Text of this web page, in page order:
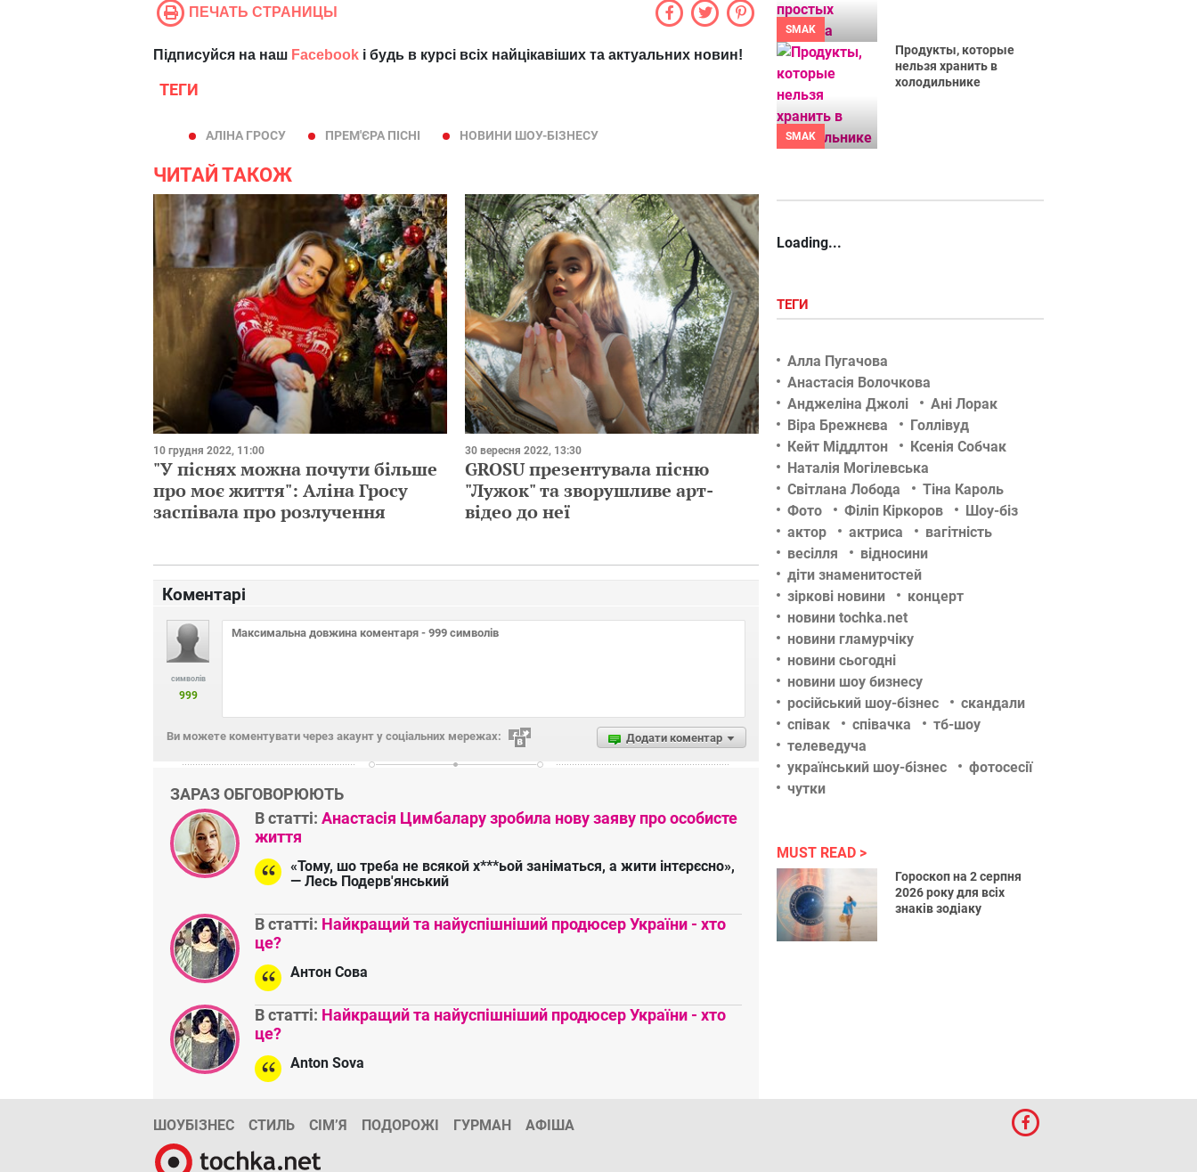
ПЕЧАТЬ СТРАНИЦЫ
Підписуйся на наш Facebook і будь в курсі всіх найцікавіших та актуальних новин!
ТЕГИ
АЛІНА ГРОСУ ПРЕМ'ЄРА ПІСНІ НОВИНИ ШОУ-БІЗНЕСУ
ЧИТАЙ ТАКОЖ
10 грудня 2022, 11:00
"У піснях можна почути більше
про моє життя": Аліна Гросу
заспівала про розлучення
30 вересня 2022, 13:30
GROSU презентувала пісню
"Лужок" та зворушливе арт-
відео до неї
Коментарі
символів
999
Додати коментар
Ви можете коментувати через акаунт у соціальних мережах:
ЗАРАЗ ОБГОВОРЮЮТЬ
В статті: Анастасія Цимбалару зробила нову заяву про особисте
життя
«Тому, шо треба не всякой х***ьой заніматься, а жити інтєрєсно»,
— Лесь Подерв'янський
В статті: Найкращий та найуспішніший продюсер України - хто
це?
Антон Сова
В статті: Найкращий та найуспішніший продюсер України - хто
це?
Anton Sova
SMAK
SMAK
Продукты, которые
нельзя хранить в
холодильнике
Loading...
ТЕГИ
Алла Пугачова
Анастасія Волочкова
Анджеліна Джолі
Ані Лорак
Віра Брежнєва
Голлівуд
Кейт Міддлтон
Ксенія Собчак
Наталія Могілевська
Світлана Лобода
Тіна Кароль
Фото
Філіп Кіркоров
Шоу-біз
актор
актриса
вагітність
весілля
відносини
діти знаменитостей
зіркові новини
концерт
новини tochka.net
новини гламурчіку
новини сьогодні
новини шоу бизнесу
російський шоу-бізнес
скандали
співак
співачка
тб-шоу
телеведуча
український шоу-бізнес
фотосесії
чутки
MUST READ
Гороскоп на 2 серпня
2026 року для всіх
знаків зодіаку
ШОУБІЗНЕС СТИЛЬ СІМ’Я ПОДОРОЖІ ГУРМАН АФІША